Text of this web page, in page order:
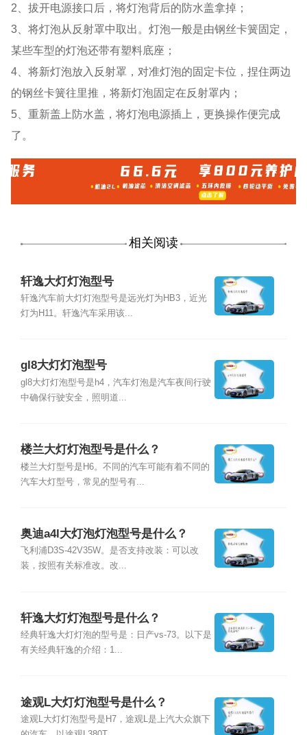
2、拔开电源接口后，将灯泡背后的防水盖拿掉；
3、将灯泡从反射罩中取出。灯泡一般是由钢丝卡簧固定，
某些车型的灯泡还带有塑料底座；
4、将新灯泡放入反射罩，对准灯泡的固定卡位，捏住两边
的钢丝卡簧往里推，将新灯泡固定在反射罩内；
5、重新盖上防水盖，将灯泡电源插上，更换操作便完成
了。
相关阅读
轩逸大灯灯泡型号
轩逸汽车前大灯灯泡型号是远光灯为HB3，近光
灯为H11。轩逸汽车采用该...
gl8大灯灯泡型号
gl8大灯灯泡型号是h4，汽车灯泡是汽车夜间行驶
中确保行驶安全，照明道...
楼兰大灯灯泡型号是什么？
楼兰大灯型号是H6。不同的汽车可能有着不同的
汽车大灯型号，常见的型号有...
奥迪a4l大灯泡灯泡型号是什么？
飞利浦D3S-42V35W。是否支持改装：可以改
装，按照有关标准改。改...
轩逸大灯灯泡型号是什么？
经典轩逸大灯灯泡的型号是：日产vs-73。以下是
有关经典轩逸的介绍：1...
途观L大灯灯泡型号是什么？
途观L大灯灯泡型号是H7，途观L是上汽大众旗下